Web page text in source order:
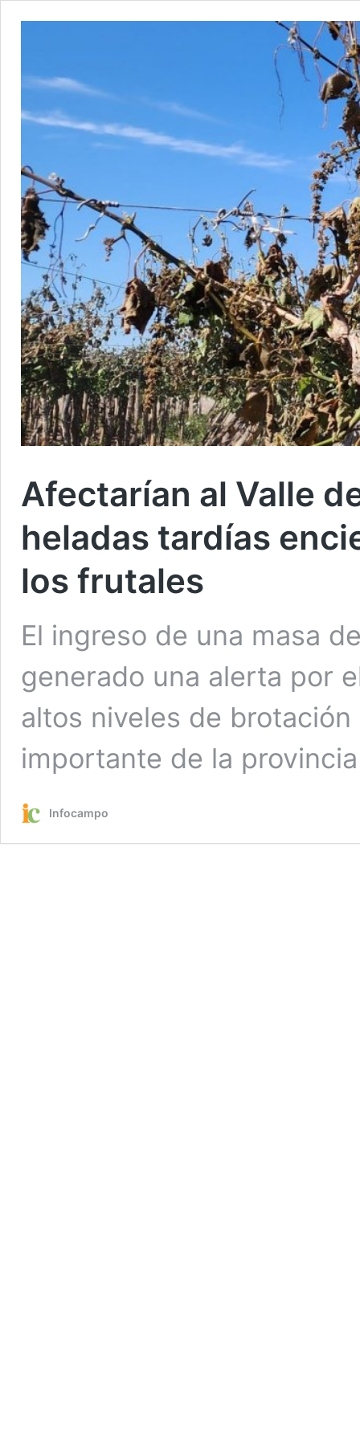
Afectarían al Valle
heladas tardías
los frutales
El ingreso de una masa
generado una alerta por
altos niveles de
importante de la
Infocampo